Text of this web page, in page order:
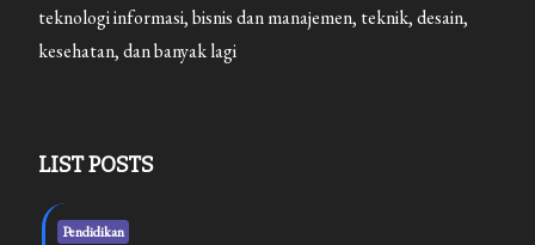
teknologi informasi, bisnis dan manajemen, teknik, desain,
kesehatan, dan banyak lagi
LIST POSTS
Pendidikan